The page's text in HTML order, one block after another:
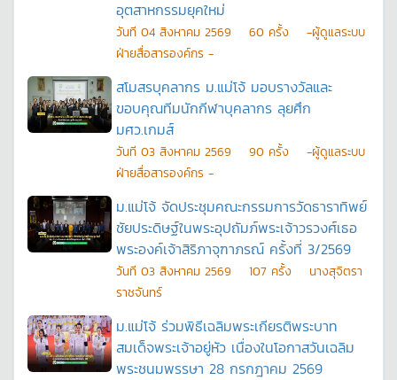
อุตสาหกรรมยุคใหม่
วันที 04 สิงหาคม 2569 60 ครั้ง
-ผู้ดูแลระบบ
ฝ่ายสื่อสารองค์กร -
สโมสรบุคลากร ม.แม่โจ้ มอบรางวัลและ
ขอบคุณทีมนักกีฬาบุคลากร ลุยศึก
มศว.เกมส์
วันที 03 สิงหาคม 2569 90 ครั้ง
-ผู้ดูแลระบบ
ฝ่ายสื่อสารองค์กร -
ม.แม่โจ้ จัดประชุมคณะกรรมการวัดธาราทิพย์
ชัยประดิษฐ์ในพระอุปถัมภ์พระเจ้าวรวงศ์เธอ
พระองค์เจ้าสิริภาจุฑาภรณ์ ครั้งที่ 3/2569
วันที 03 สิงหาคม 2569 107 ครั้ง
นางสุจิตรา
ราชจันทร์
ม.แม่โจ้ ร่วมพิธีเฉลิมพระเกียรติพระบาท
สมเด็จพระเจ้าอยู่หัว เนื่องในโอกาสวันเฉลิม
พระชนมพรรษา 28 กรกฎาคม 2569